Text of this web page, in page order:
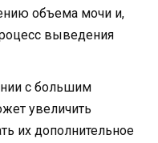
объема мочи и,
выведения
с большим
увеличить
их дополнительное